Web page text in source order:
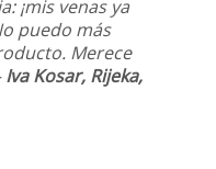
¡mis venas ya
puedo más
Merece
Iva Kosar, Rijeka,